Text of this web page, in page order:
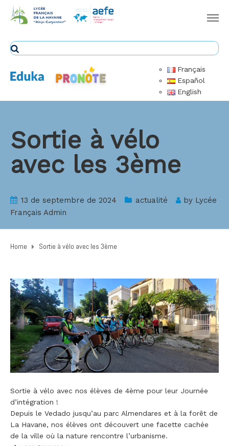
Français
Español
English
Sortie à vélo
avec les 3ème
13 de septembre de 2024 actualité by Lycée
Français Admin
Home Sortie à vélo avec les 3ème
Sortie à vélo avec nos élèves de 4ème pour leur Journée
d’intégration !
Depuis le Vedado jusqu’au parc Almendares et à la forêt de
La Havane, nos élèves ont découvert une facette cachée
de la ville où la nature rencontre l’urbanisme.